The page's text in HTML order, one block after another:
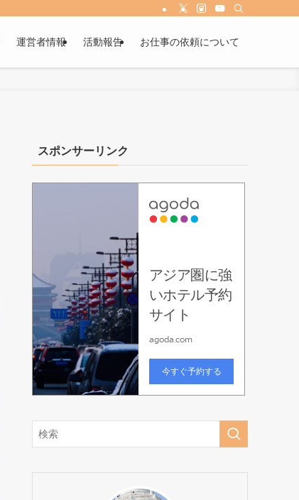
運営者情報 活動報告 お仕事の依頼について
スポンサーリンク